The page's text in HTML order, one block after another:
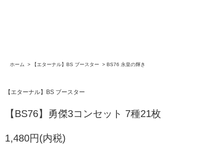
ホーム > 【エターナル】BS ブースター > BS76 永皇の輝き
【エターナル】BS ブースター
【BS76】勇傑3コンセット 7種21枚
1,480円(内税)